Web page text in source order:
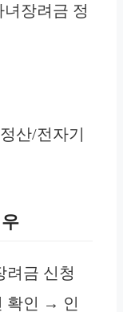
장려금 정
산/전자기
금 신청
확인 → 인